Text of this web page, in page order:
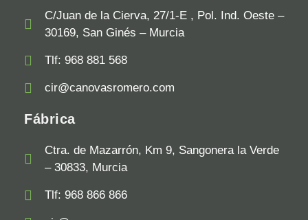
C/Juan de la Cierva, 27/1-E , Pol. Ind. Oeste –
30169, San Ginés – Murcia
Tlf: 968 881 568
cir@canovasromero.com
Fábrica
Ctra. de Mazarrón, Km 9, Sangonera la Verde
– 30833, Murcia
Tlf: 968 866 866